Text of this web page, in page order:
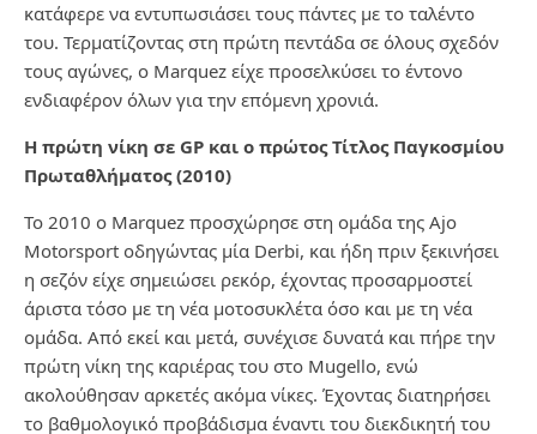
κατάφερε να εντυπωσιάσει τους πάντες με το ταλέντο
του. Τερματίζοντας στη πρώτη πεντάδα σε όλους σχεδόν
τους αγώνες, ο Marquez είχε προσελκύσει το έντονο
ενδιαφέρον όλων για την επόμενη χρονιά.
Η πρώτη νίκη σε GP και ο πρώτος Τίτλος Παγκοσμίου
Πρωταθλήματος (2010)
Το 2010 ο Marquez προσχώρησε στη ομάδα της Ajo
Motorsport οδηγώντας μία Derbi, και ήδη πριν ξεκινήσει
η σεζόν είχε σημειώσει ρεκόρ, έχοντας προσαρμοστεί
άριστα τόσο με τη νέα μοτοσυκλέτα όσο και με τη νέα
ομάδα. Από εκεί και μετά, συνέχισε δυνατά και πήρε την
πρώτη νίκη της καριέρας του στο Mugello, ενώ
ακολούθησαν αρκετές ακόμα νίκες. Έχοντας διατηρήσει
το βαθμολογικό προβάδισμα έναντι του διεκδικητή του